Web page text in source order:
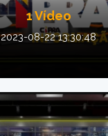
1 Vídeo
2023-08-22 13:30:48